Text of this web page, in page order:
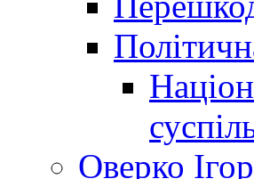
Оверко Ігор